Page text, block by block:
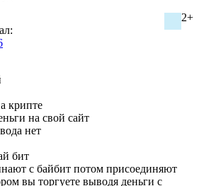
2+
крипте
на свой сайт
нет
бит
с байбит потом присоединяют
вы торгуете выводя деньги с